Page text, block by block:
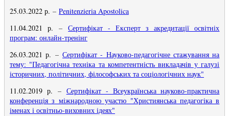
25.03.2022 р. – Penitenzieria Apostolica
11.04.2021 р.– Сертифікат - Експерт з акредитації освітніх
програм: онлайн-тренінг
26.03.2021 р. – Сертифікат - Науково-педагогічне стажування на
тему: "Педагогічна техніка та компетентність викладачів у галузі
історичних, політичних, філософських та соціологічних наук"
11.02.2019 р. – Сертифікат - Всеукраїнська науково-практична
конференція з міжнародною участю "Християнська педагогіка в
іменах і освітньо-виховних ідеях"